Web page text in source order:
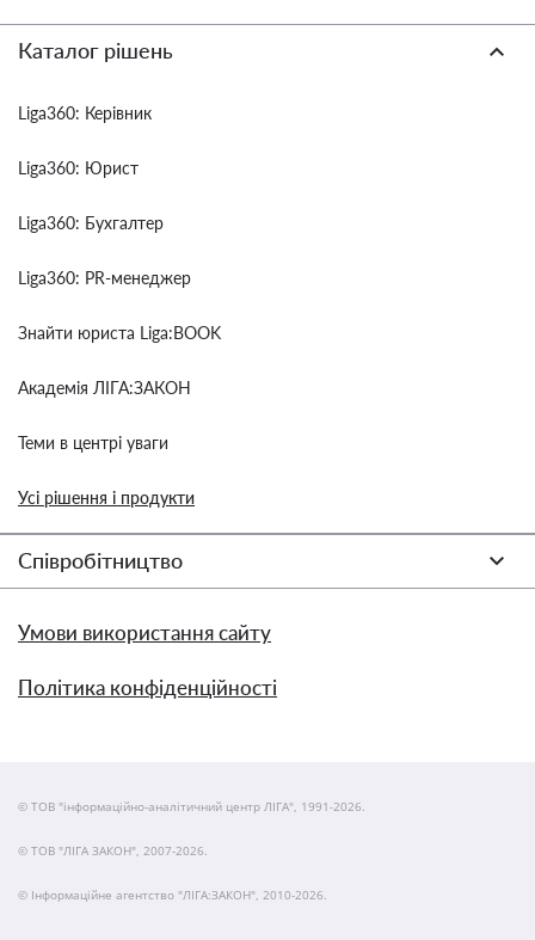
Каталог рішень
Liga360: Керівник
Liga360: Юрист
Liga360: Бухгалтер
Liga360: PR-менеджер
Знайти юриста Liga:BOOK
Академія ЛІГА:ЗАКОН
Теми в центрі уваги
Усі рішення і продукти
Співробітництво
Умови використання сайту
Політика конфіденційності
© ТОВ "інформаційно-аналітичний центр ЛІГА", 1991-2026.
© ТОВ "ЛІГА ЗАКОН", 2007-2026.
© Інформаційне агентство "ЛІГА:ЗАКОН", 2010-2026.